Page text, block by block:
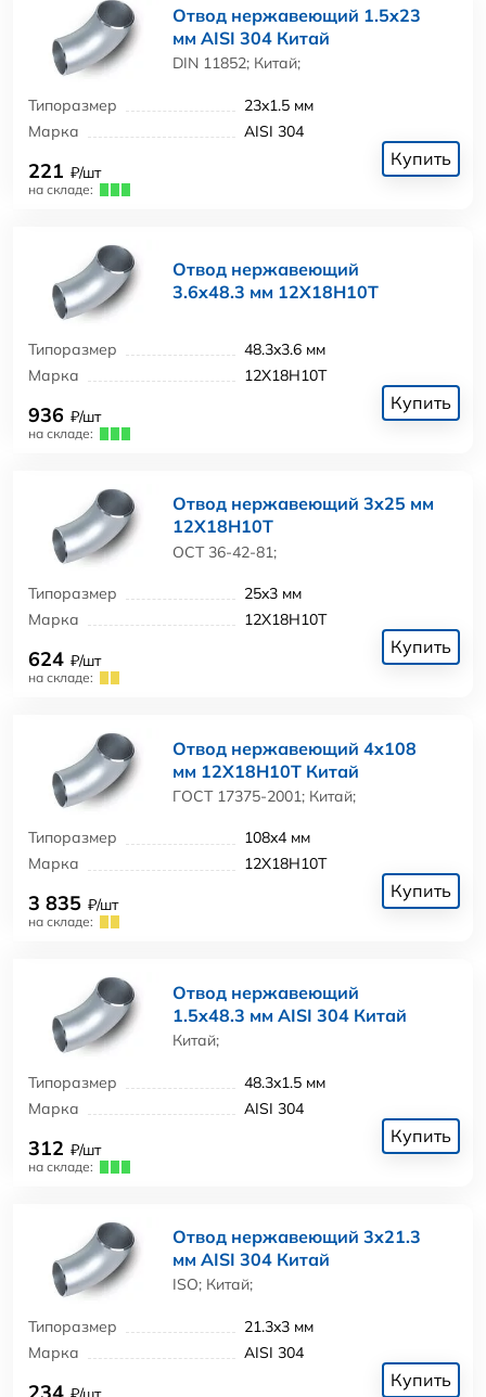
Отвод нержавеющий 1.5x23
мм AISI 304 Китай
DIN 11852; Китай;
Типоразмер
23x1.5 мм
Марка
AISI 304
221 ₽/шт
на складе:
Купить
Отвод нержавеющий
3.6x48.3 мм 12Х18Н10Т
Типоразмер
48.3x3.6 мм
Марка
12Х18Н10Т
936 ₽/шт
на складе:
Купить
Отвод нержавеющий 3x25 мм
12Х18Н10Т
ОСТ 36-42-81;
Типоразмер
25x3 мм
Марка
12Х18Н10Т
624 ₽/шт
на складе:
Купить
Отвод нержавеющий 4x108
мм 12Х18Н10Т Китай
ГОСТ 17375-2001; Китай;
Типоразмер
108x4 мм
Марка
12Х18Н10Т
3 835 ₽/шт
на складе:
Купить
Отвод нержавеющий
1.5x48.3 мм AISI 304 Китай
Китай;
Типоразмер
48.3x1.5 мм
Марка
AISI 304
312 ₽/шт
на складе:
Купить
Отвод нержавеющий 3x21.3
мм AISI 304 Китай
ISO; Китай;
Типоразмер
21.3x3 мм
Марка
AISI 304
234 Купить